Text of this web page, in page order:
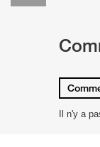
Il n'y a